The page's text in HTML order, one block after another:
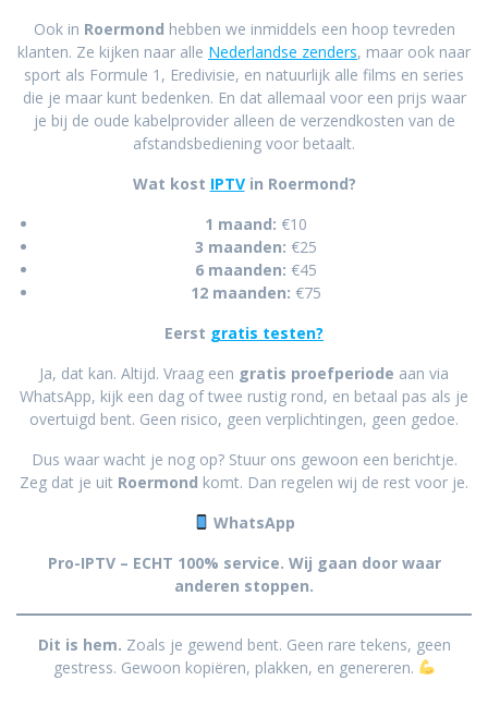
Ook in Roermond hebben we inmiddels een hoop tevreden
klanten. Ze kijken naar alle Nederlandse zenders, maar ook naar
sport als Formule 1, Eredivisie, en natuurlijk alle films en series
die je maar kunt bedenken. En dat allemaal voor een prijs waar
je bij de oude kabelprovider alleen de verzendkosten van de
afstandsbediening voor betaalt.
Wat kost IPTVin Roermond?
1 maand: €10
3 maanden: €25
6 maanden: €45
12 maanden: €75
Eerst gratis testen?
Ja, dat kan. Altijd. Vraag een gratis proefperiode aan via
WhatsApp, kijk een dag of twee rustig rond, en betaal pas als je
overtuigd bent. Geen risico, geen verplichtingen, geen gedoe.
Dus waar wacht je nog op? Stuur ons gewoon een berichtje.
Zeg dat je uit Roermond komt. Dan regelen wij de rest voor je.
WhatsApp
Pro-IPTV – ECHT 100% service. Wij gaan door waar
anderen stoppen.
Dit is hem. Zoals je gewend bent. Geen rare tekens, geen
gestress. Gewoon kopiëren, plakken, en genereren.